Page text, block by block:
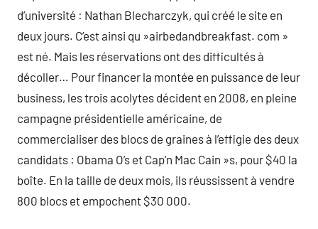
d’université : Nathan Blecharczyk, qui créé le site en
deux jours. C’est ainsi qu »airbedandbreakfast. com »
est né. Mais les réservations ont des difficultés à
décoller… Pour financer la montée en puissance de leur
business, les trois acolytes décident en 2008, en pleine
campagne présidentielle américaine, de
commercialiser des blocs de graines à l’effigie des deux
candidats : Obama O’s et Cap’n Mac Cain »s, pour $40 la
boîte. En la taille de deux mois, ils réussissent à vendre
800 blocs et empochent $30 000.